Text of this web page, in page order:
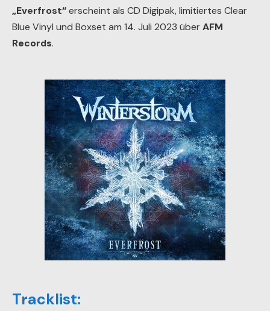
„Everfrost“erscheint als CD Digipak, limitiertes Clear
Blue Vinyl und Boxset am 14. Juli 2023 überAFM
Records.
Tracklist: